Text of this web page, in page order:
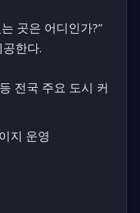
곳은 어디인가?”
한다.
전국 주요 도시 커
지 운영